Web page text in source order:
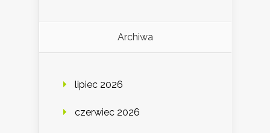
Archiwa
lipiec 2026
czerwiec 2026